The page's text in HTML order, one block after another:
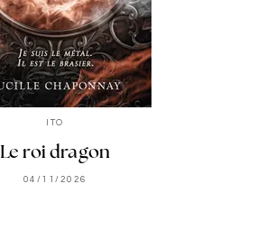
ITO
Le roi dragon
04/11/2026